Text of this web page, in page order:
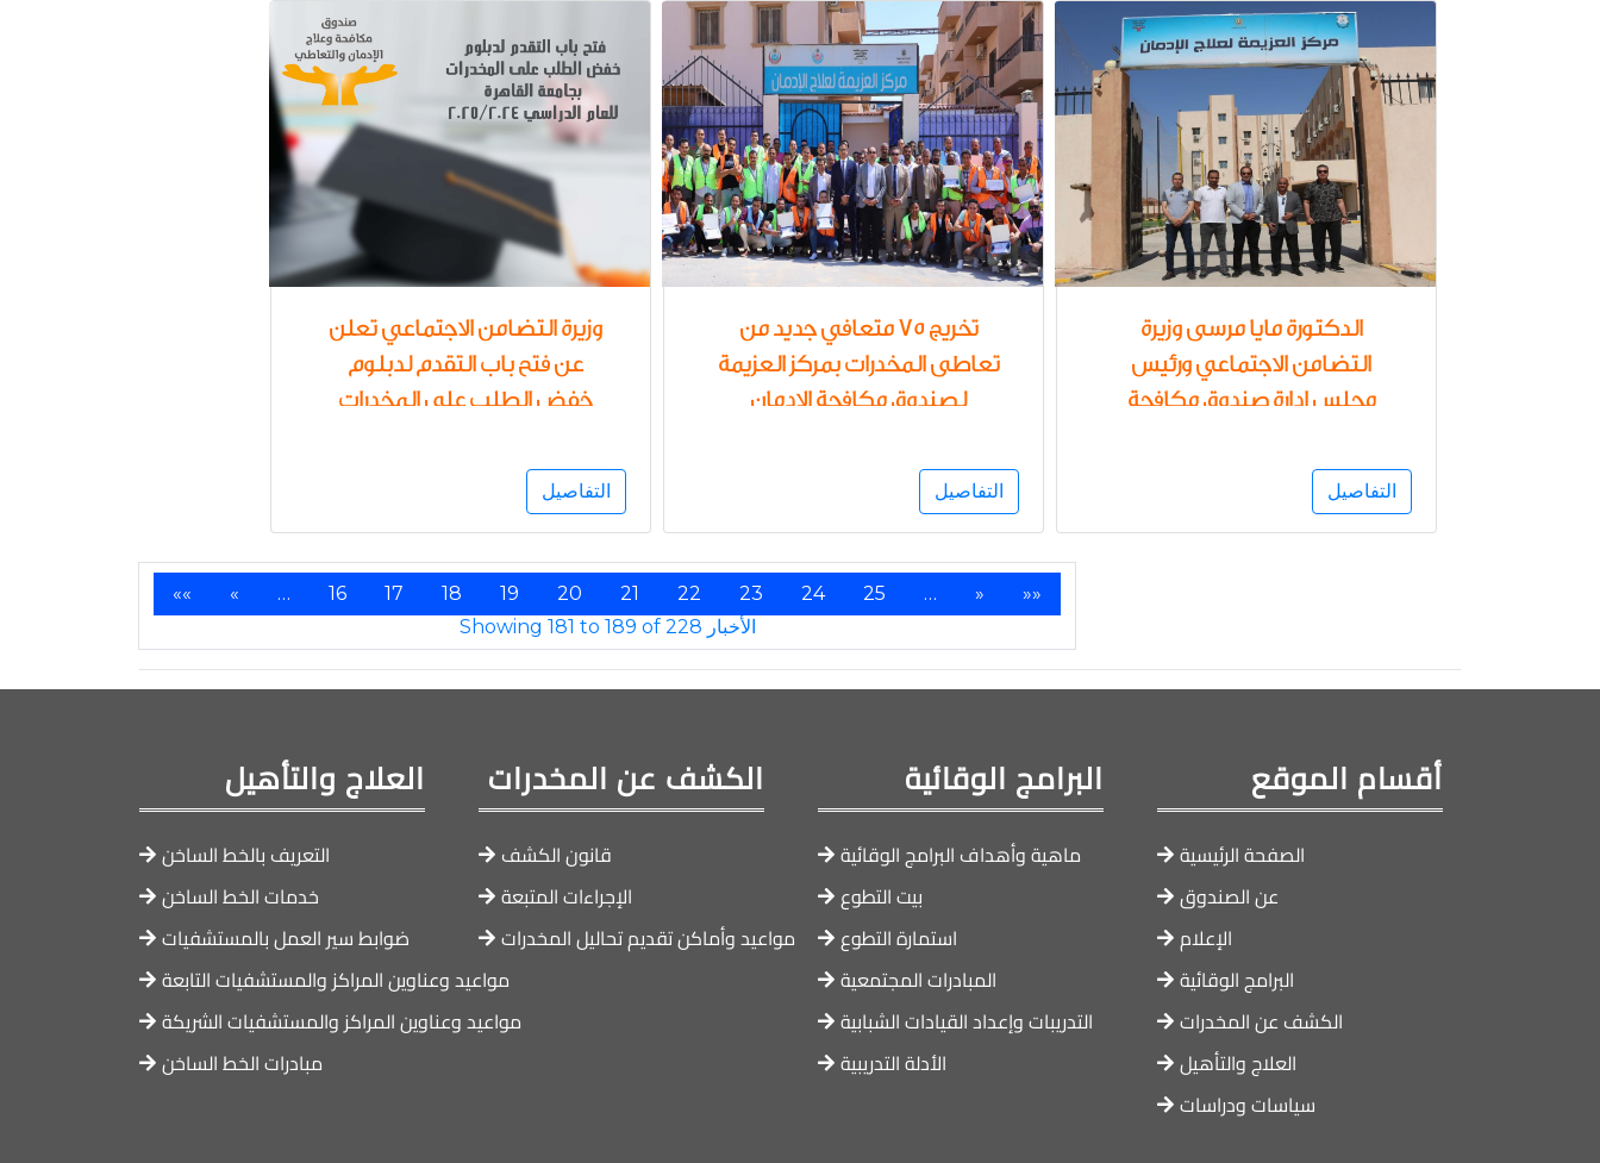
الدكتورة مايا مرسى وزيرة
التضامن الاجتماعي ورئيس
مجلس إدارة صندوق مكافحة
العزيمة الجديد لعلاج وتأهيل
مرضى الإدمان بمحافظة أسوان
التفاصيل
تخريج 75 متعافي جديد من
تعاطى المخدرات بمركز العزيمة
لصندوق مكافحة الإدمان
شهادات محو الأمية
التفاصيل
وزيرة التضامن الاجتماعي تعلن
عن فتح باب التقدم لدبلوم
خفض الطلب على المخدرات
التفاصيل
«« « … 16 17 18 19 20 21 22 23 24 25 … »
»»
Showing 181 to 189 of 228 الأخبار
العلاج والتأهيل
التعريف بالخط الساخن
خدمات الخط الساخن
ضوابط سير العمل بالمستشفيات
مواعيد وعناوين المراكز والمستشفيات التابعة
مواعيد وعناوين المراكز والمستشفيات الشريكة
مبادرات الخط الساخن
الكشف عن المخدرات
قانون الكشف
الإجراءات المتبعة
مواعيد وأماكن تقديم تحاليل المخدرات
البرامج الوقائية
ماهية وأهداف البرامج الوقائية
بيت التطوع
استمارة التطوع
المبادرات المجتمعية
التدريبات وإعداد القيادات الشبابية
الأدلة التدريبية
أقسام الموقع
الصفحة الرئيسية
عن الصندوق
الإعلام
البرامج الوقائية
الكشف عن المخدرات
العلاج والتأهيل
سياسات ودراسات